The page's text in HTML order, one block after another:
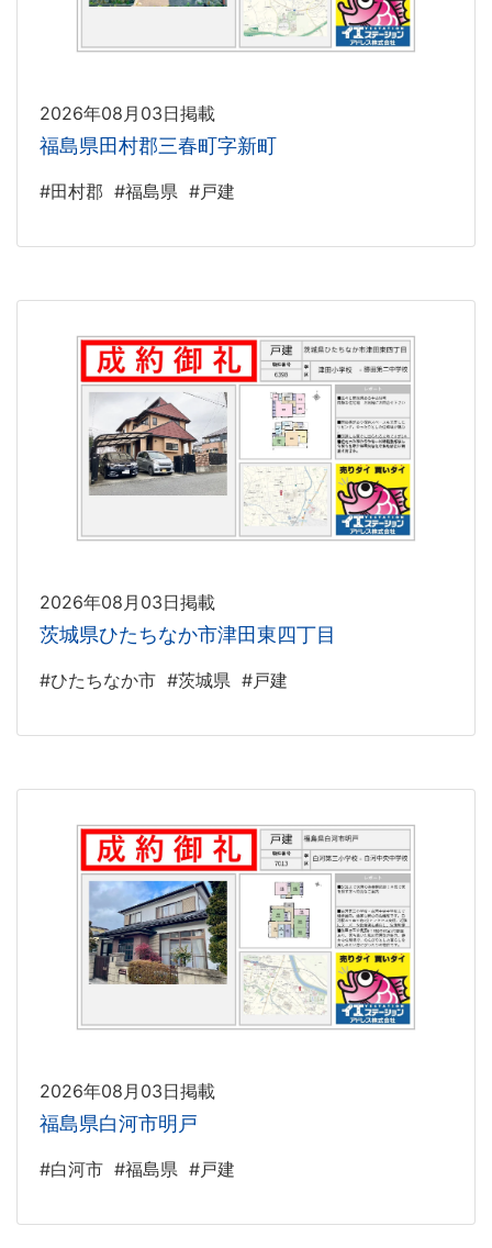
2026年08月03日掲載
福島県田村郡三春町字新町
#田村郡 #福島県 #戸建
2026年08月03日掲載
茨城県ひたちなか市津田東四丁目
#ひたちなか市 #茨城県 #戸建
2026年08月03日掲載
福島県白河市明戸
#白河市 #福島県 #戸建